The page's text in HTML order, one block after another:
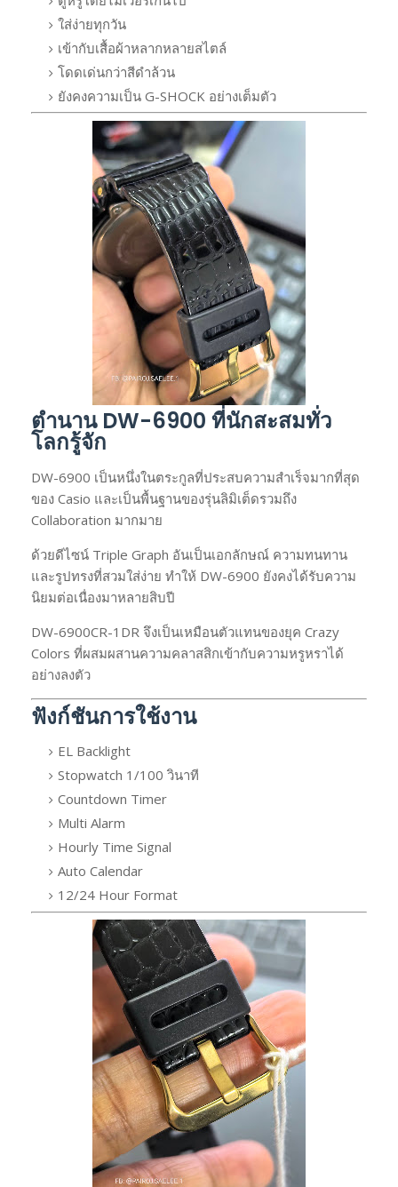
ใส่ง่ายทุกวัน
เข้ากับเสื้อผ้าหลากหลายสไตล์
โดดเด่นกว่าสีดำล้วน
ยังคงความเป็น G-SHOCK อย่างเต็มตัว
ตำนาน DW-6900 ที่นักสะสมทั่ว
โลกรู้จัก
DW-6900 เป็นหนึ่งในตระกูลที่ประสบความสำเร็จมากที่สุด
ของ Casio และเป็นพื้นฐานของรุ่นลิมิเต็ดรวมถึง
Collaboration มากมาย
ด้วยดีไซน์ Triple Graph อันเป็นเอกลักษณ์ ความทนทาน
และรูปทรงที่สวมใส่ง่าย ทำให้ DW-6900 ยังคงได้รับความ
นิยมต่อเนื่องมาหลายสิบปี
DW-6900CR-1DR จึงเป็นเหมือนตัวแทนของยุค Crazy
Colors ที่ผสมผสานความคลาสสิกเข้ากับความหรูหราได้
อย่างลงตัว
ฟังก์ชันการใช้งาน
EL Backlight
Stopwatch 1/100 วินาที
Countdown Timer
Multi Alarm
Hourly Time Signal
Auto Calendar
12/24 Hour Format